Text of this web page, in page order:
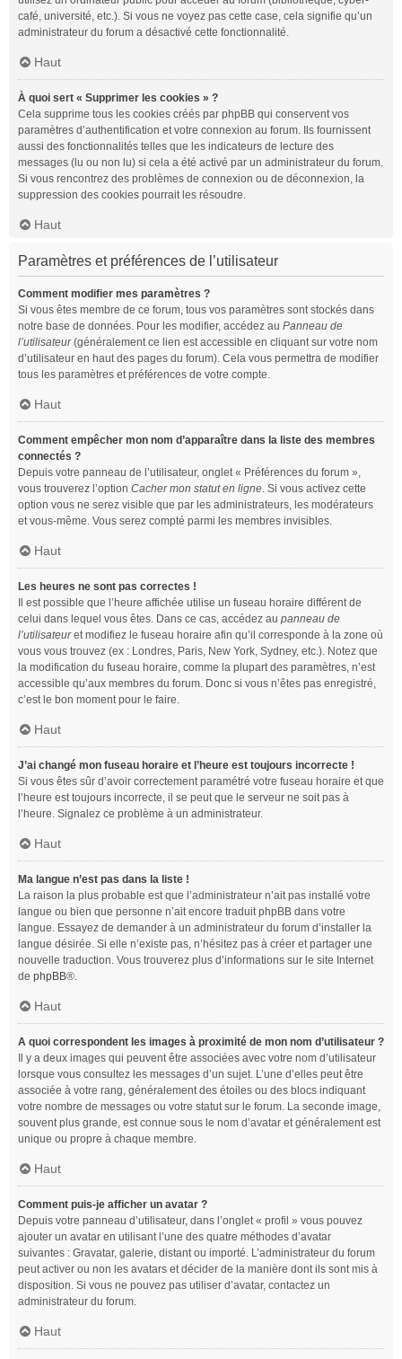
café, université, etc.). Si vous ne voyez pas cette case, cela signifie qu’un
administrateur du forum a désactivé cette fonctionnalité.
Haut
À quoi sert « Supprimer les cookies » ?
Cela supprime tous les cookies créés par phpBB qui conservent vos
paramètres d’authentification et votre connexion au forum. Ils fournissent
aussi des fonctionnalités telles que les indicateurs de lecture des
messages (lu ou non lu) si cela a été activé par un administrateur du forum.
Si vous rencontrez des problèmes de connexion ou de déconnexion, la
suppression des cookies pourrait les résoudre.
Haut
Paramètres et préférences de l’utilisateur
Comment modifier mes paramètres ?
Si vous êtes membre de ce forum, tous vos paramètres sont stockés dans
notre base de données. Pour les modifier, accédez au Panneau de
l’utilisateur(généralement ce lien est accessible en cliquant sur votre nom
d’utilisateur en haut des pages du forum). Cela vous permettra de modifier
tous les paramètres et préférences de votre compte.
Haut
Comment empêcher mon nom d’apparaître dans la liste des membres
connectés ?
Depuis votre panneau de l’utilisateur, onglet « Préférences du forum »,
vous trouverez l’option Cacher mon statut en ligne. Si vous activez cette
option vous ne serez visible que par les administrateurs, les modérateurs
et vous-même. Vous serez compté parmi les membres invisibles.
Haut
Les heures ne sont pas correctes !
Il est possible que l’heure affichée utilise un fuseau horaire différent de
celui dans lequel vous êtes. Dans ce cas, accédez au panneau de
l’utilisateuret modifiez le fuseau horaire afin qu’il corresponde à la zone où
vous vous trouvez (ex : Londres, Paris, New York, Sydney, etc.). Notez que
la modification du fuseau horaire, comme la plupart des paramètres, n’est
accessible qu’aux membres du forum. Donc si vous n’êtes pas enregistré,
c’est le bon moment pour le faire.
Haut
J’ai changé mon fuseau horaire et l’heure est toujours incorrecte !
Si vous êtes sûr d’avoir correctement paramétré votre fuseau horaire et que
l’heure est toujours incorrecte, il se peut que le serveur ne soit pas à
l’heure. Signalez ce problème à un administrateur.
Haut
Ma langue n’est pas dans la liste !
La raison la plus probable est que l’administrateur n’ait pas installé votre
langue ou bien que personne n’ait encore traduit phpBB dans votre
langue. Essayez de demander à un administrateur du forum d’installer la
langue désirée. Si elle n’existe pas, n’hésitez pas à créer et partager une
nouvelle traduction. Vous trouverez plus d’informations sur le site Internet
de phpBB®.
Haut
A quoi correspondent les images à proximité de mon nom d’utilisateur ?
Il y a deux images qui peuvent être associées avec votre nom d’utilisateur
lorsque vous consultez les messages d’un sujet. L’une d’elles peut être
associée à votre rang, généralement des étoiles ou des blocs indiquant
votre nombre de messages ou votre statut sur le forum. La seconde image,
souvent plus grande, est connue sous le nom d’avatar et généralement est
unique ou propre à chaque membre.
Haut
Comment puis-je afficher un avatar ?
Depuis votre panneau d’utilisateur, dans l’onglet « profil » vous pouvez
ajouter un avatar en utilisant l’une des quatre méthodes d’avatar
suivantes : Gravatar, galerie, distant ou importé. L’administrateur du forum
peut activer ou non les avatars et décider de la manière dont ils sont mis à
disposition. Si vous ne pouvez pas utiliser d’avatar, contactez un
administrateur du forum.
Haut